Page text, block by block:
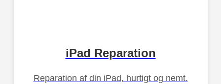
iPad Reparation
Reparation af din iPad, hurtigt og nemt.